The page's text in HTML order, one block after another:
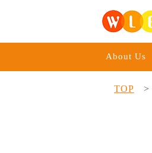
About Us
TOP